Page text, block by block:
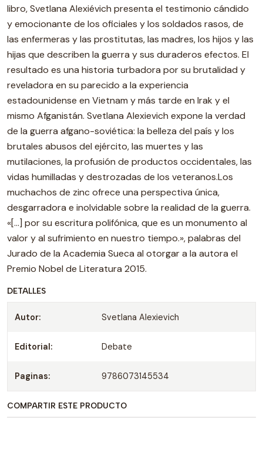
libro, Svetlana Alexiévich presenta el testimonio cándido
y emocionante de los oficiales y los soldados rasos, de
las enfermeras y las prostitutas, las madres, los hijos y las
hijas que describen la guerra y sus duraderos efectos. El
resultado es una historia turbadora por su brutalidad y
reveladora en su parecido a la experiencia
estadounidense en Vietnam y más tarde en Irak y el
mismo Afganistán. Svetlana Alexievich expone la verdad
de la guerra afgano-soviética: la belleza del país y los
brutales abusos del ejército, las muertes y las
mutilaciones, la profusión de productos occidentales, las
vidas humilladas y destrozadas de los veteranos.Los
muchachos de zinc ofrece una perspectiva única,
desgarradora e inolvidable sobre la realidad de la guerra.
«[...] por su escritura polifónica, que es un monumento al
valor y al sufrimiento en nuestro tiempo.», palabras del
Jurado de la Academia Sueca al otorgar a la autora el
Premio Nobel de Literatura 2015.
DETALLES
Autor: Svetlana Alexievich
Editorial: Debate
Paginas: 9786073145534
COMPARTIR ESTE PRODUCTO